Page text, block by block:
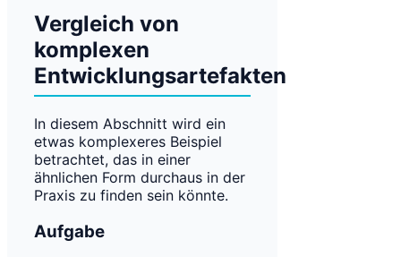
Vergleich von
komplexen
Entwicklungsartefakten
In diesem Abschnitt wird ein
etwas komplexeres Beispiel
betrachtet, das in einer
ähnlichen Form durchaus in der
Praxis zu finden sein könnte.
Aufgabe